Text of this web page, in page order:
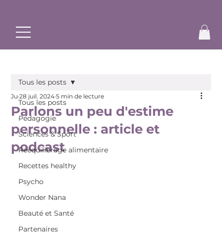
Tous les posts
Pédagogie
Sciences & Sport
Rééquilibrage alimentaire
Recettes healthy
Psycho
Wonder Nana
Beauté et Santé
Partenaires
Tous les posts
Parlons un peu d'estime
personnelle : article et
podcast
Ju 28 juil. 2024 5 min de lecture